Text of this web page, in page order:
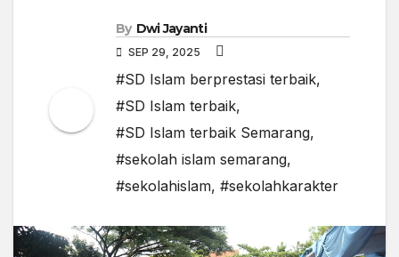
By Dwi Jayanti
SEP 29, 2025
#SD Islam berprestasi terbaik,
#SD Islam terbaik,
#SD Islam terbaik Semarang,
#sekolah islam semarang,
#sekolahislam, #sekolahkarakter